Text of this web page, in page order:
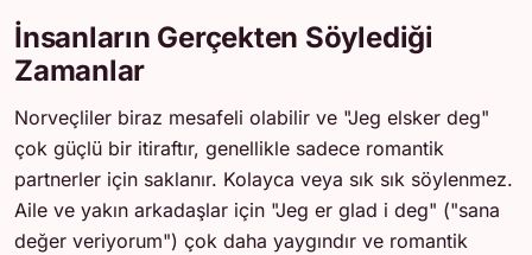
İnsanların Gerçekten Söylediği
Zamanlar
Norveçliler biraz mesafeli olabilir ve "Jeg elsker deg"
çok güçlü bir itiraftır, genellikle sadece romantik
partnerler için saklanır. Kolayca veya sık sık söylenmez.
Aile ve yakın arkadaşlar için "Jeg er glad i deg" ("sana
değer veriyorum") çok daha yaygındır ve romantik